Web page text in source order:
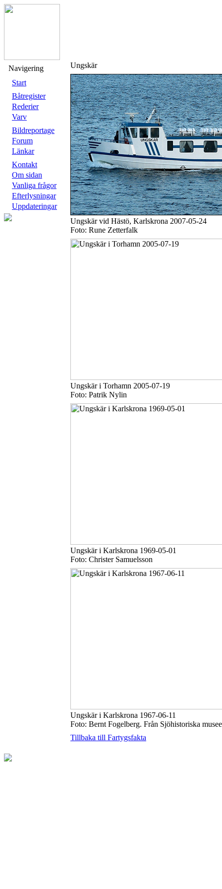
Navigering
Start
Båtregister
Rederier
Varv
Bildreportage
Forum
Länkar
Kontakt
Om sidan
Vanliga frågor
Efterlysningar
Uppdateringar
Ungskär
Ungskär vid Hästö, Karlskrona 2007-05-24
Foto: Rune Zetterfalk
Ungskär i Torhamn 2005-07-19
Foto: Patrik Nylin
Ungskär i Karlskrona 1969-05-01
Foto: Christer Samuelsson
Ungskär i Karlskrona 1967-06-11
Foto: Bernt Fogelberg. Från Sjöhistoriska
Tillbaka till Fartygsfakta